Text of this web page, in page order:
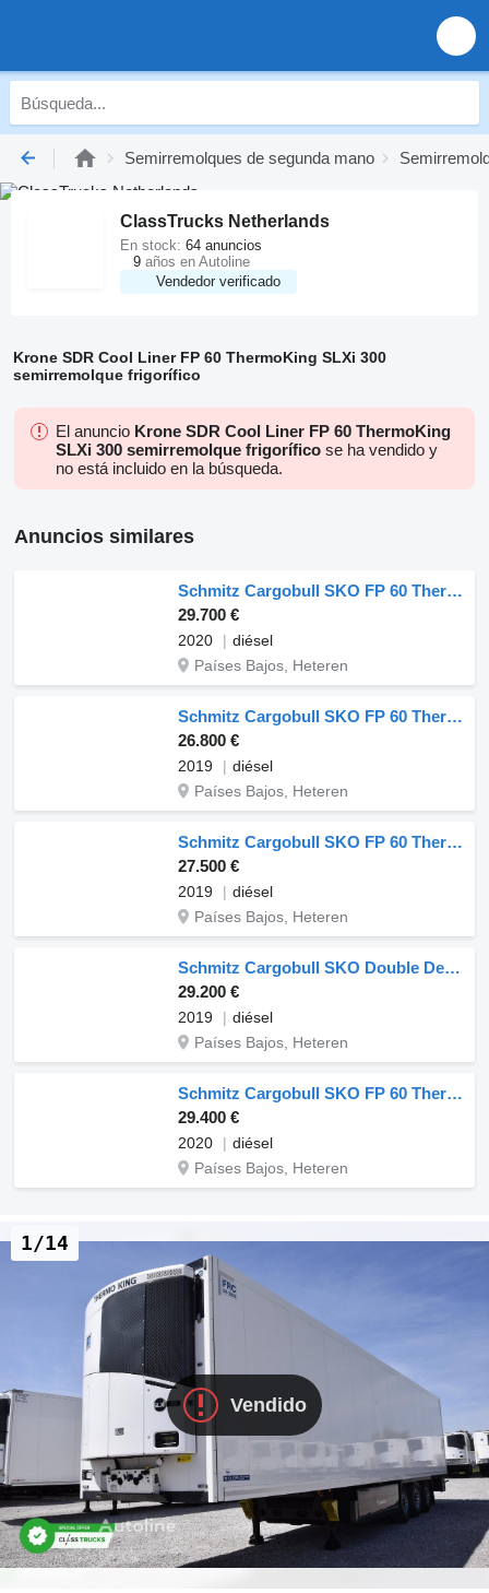
Semirremolques de segunda mano
ClassTrucks Netherlands
Vendedor verificado
En stock: 64 anuncios
9 años en Autoline
Krone SDR Cool Liner FP 60 ThermoKing SLXi 300
semirremolque frigorífico
El anuncio Krone SDR Cool Liner FP 60 ThermoKing
SLXi 300 semirremolque frigorífico se ha vendido y
no está incluido en la búsqueda.
Anuncios similares
Schmitz Cargobull SKO FP 60 ThermoKing SLXi 300
29.700 €
2020
diésel
Países Bajos, Heteren
Schmitz Cargobull SKO FP 60 ThermoKing SLXi 300
26.800 €
2019
diésel
Países Bajos, Heteren
Schmitz Cargobull SKO FP 60 ThermoKing SLXi 300
27.500 €
2019
diésel
Países Bajos, Heteren
Schmitz Cargobull SKO Double Deck FP 60 ThermoKing SLXi 300
29.200 €
2019
diésel
Países Bajos, Heteren
Schmitz Cargobull SKO FP 60 ThermoKing SLXi 300
29.400 €
2020
diésel
Países Bajos, Heteren
Vendido
1/14